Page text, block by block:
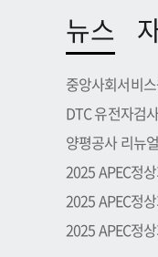
뉴스
중앙사회서비
DTC 유전자검
양평공사 리뉴
2025 APEC정
2025 APEC정
2025 APEC정